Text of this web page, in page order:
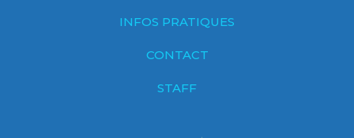
INFOS PRATIQUES
CONTACT
STAFF